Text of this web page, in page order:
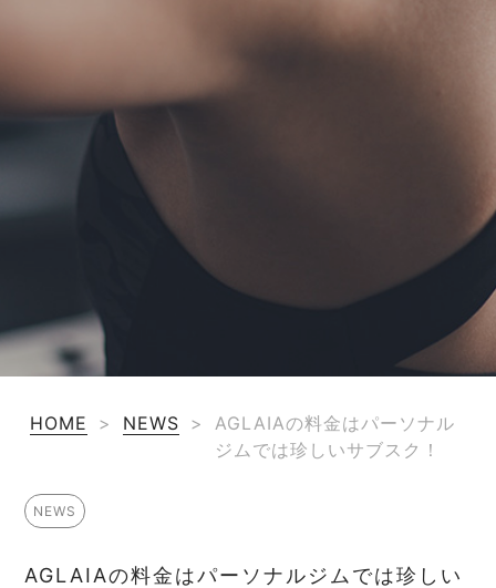
HOME > NEWS >
AGLAIAの料金はパーソナル
ジムでは珍しいサブスク！
NEWS
AGLAIAの料金はパーソナルジムでは珍しい